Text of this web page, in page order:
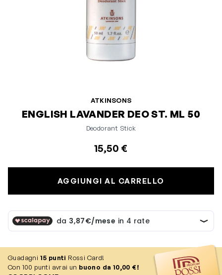
ATKINSONS
ENGLISH LAVANDER DEO ST. ML 50
Deodorant Stick
15,50 €
AGGIUNGI AL CARRELLO
Guadagni 15 punti Rossi Card!
Con 100 punti avrai un buono da 10,00 €!